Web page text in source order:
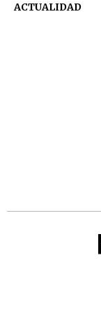
ACTUALIDAD